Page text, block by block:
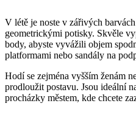
V létě je noste v zářivých
geometrickými potisky. Skvěle
body, abyste vyvážili objem
platformami nebo sandály na
Hodí se zejména vyšším ženám
prodloužit postavu. Jsou ideální
procházky městem, kde chcete